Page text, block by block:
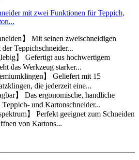
mit zwei Funktionen für Teppich,
】 Mit seinen zweischneidigen
Teppichschneider...
】 Gefertigt aus hochwertigem
das Werkzeug starker...
】 Geliefert mit 15
die jederzeit eine...
】 Das ergonomische, handliche
und Kartonschneider...
】 Perfekt geeignet zum Schneiden
von Kartons...